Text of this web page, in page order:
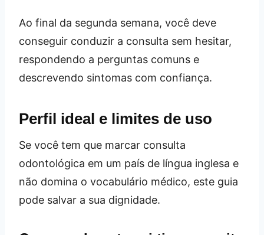
Ao final da segunda semana, você deve
conseguir conduzir a consulta sem hesitar,
respondendo a perguntas comuns e
descrevendo sintomas com confiança.
Perfil ideal e limites de uso
Se você tem que marcar consulta
odontológica em um país de língua inglesa e
não domina o vocabulário médico, este guia
pode salvar a sua dignidade.